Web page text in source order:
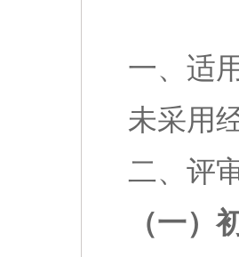
一、适
未采用
二、评
（一）